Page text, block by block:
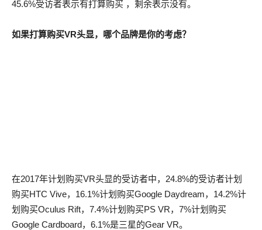
45.6%受访者表示有打算购买 ，剩余表示没有。
如果打算购买VR头显，哪个品牌是你的考虑？
在2017年计划购买VR头显的受访者中，24.8%的受访者计划
购买HTC Vive，16.1%计划购买Google Daydream，14.2%计
划购买Oculus Rift，7.4%计划购买PS VR，7%计划购买
Google Cardboard，6.1%是三星的Gear VR。